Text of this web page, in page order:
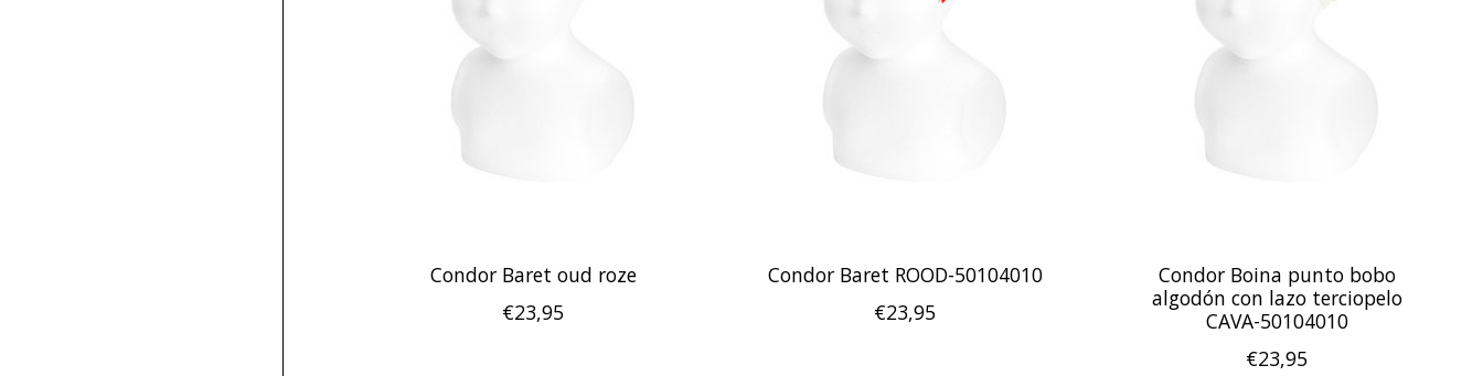
Condor Baret oud roze
€23,95
Condor Baret ROOD-50104010
€23,95
Condor Boina punto bobo
algodón con lazo terciopelo
CAVA-50104010
€23,95